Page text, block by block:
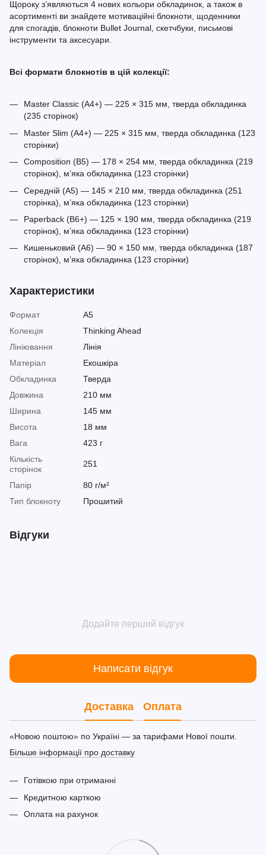
Щороку з’являються 4 нових кольори обкладинок, а також в
асортименті ви знайдете мотиваційні блокноти, щоденники
для спогадів, блокноти Bullet Journal, скетчбуки, письмові
інструменти та аксесуари.
Всі формати блокнотів в цій колекції:
Master Classic (A4+) — 225 × 315 мм, тверда обкладинка
(235 сторінок)
Master Slim (A4+) — 225 × 315 мм, тверда обкладинка (123
сторінки)
Composition (B5) — 178 × 254 мм, тверда обкладинка (219
сторінок), м’яка обкладинка (123 сторінки)
Середній (A5) — 145 × 210 мм, тверда обкладинка (251
сторінка), м’яка обкладинка (123 сторінки)
Paperback (B6+) — 125 × 190 мм, тверда обкладинка (219
сторінок), м’яка обкладинка (123 сторінки)
Кишеньковий (A6) — 90 × 150 мм, тверда обкладинка (187
сторінок), м’яка обкладинка (123 сторінки)
Характеристики
Формат
A5
Колекція
Thinking Ahead
Лініювання
Лінія
Матеріал
Екошкіра
Обкладинка
Тверда
Довжина
210 мм
Ширина
145 мм
Висота
18 мм
Вага
423 г
Кількість
сторінок
251
Папір
80 г/м²
Тип блокноту
Прошитий
Відгуки
Додайте перший відгук
Написати відгук
Доставка Оплата
«Новою поштою» по Україні — за тарифами Нової пошти.
Більше інформації про доставку
Готівкою при отриманні
Кредитною карткою
Оплата на рахунок